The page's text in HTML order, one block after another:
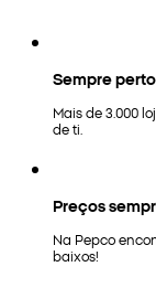
Sempre
Mais de 3.000
de ti.
Preços
Na Pepco
baixos!